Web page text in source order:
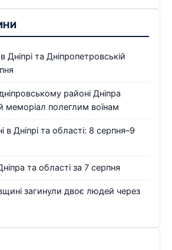
Дніпрі та Дніпропетровській
районі Дніпра
меморіал полеглим воїнам
в Дніпрі та області: 8 серпня–9
та області за 7 серпня
загинули двоє людей через